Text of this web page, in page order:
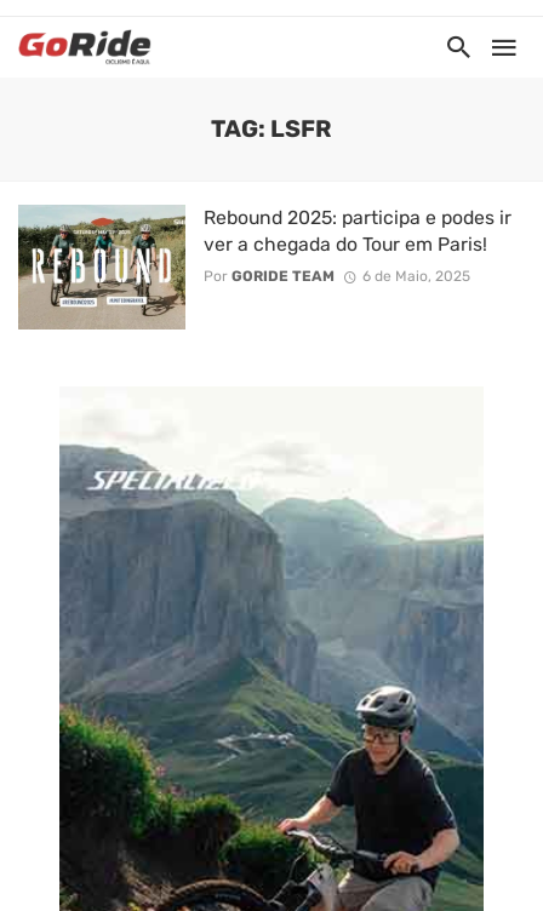
TAG: LSFR
Rebound 2025: participa e podes ir
ver a chegada do Tour em Paris!
Por GORIDE TEAM 6 de Maio, 2025